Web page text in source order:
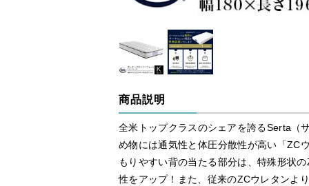
商品説明
全米トップクラスのシェアを誇るSerta（
め物には通気性と体圧分散性が高い「ZC
もりやすい背の当たる部分は、特殊形状
性をアップ！また、従来のZCウレタンよ